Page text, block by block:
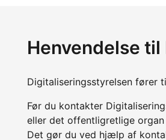
Henvendelse
Digitaliseringsstyrelsen fører
Før du kontakter
eller det offentligretlige
Det gør du ved hjælp af